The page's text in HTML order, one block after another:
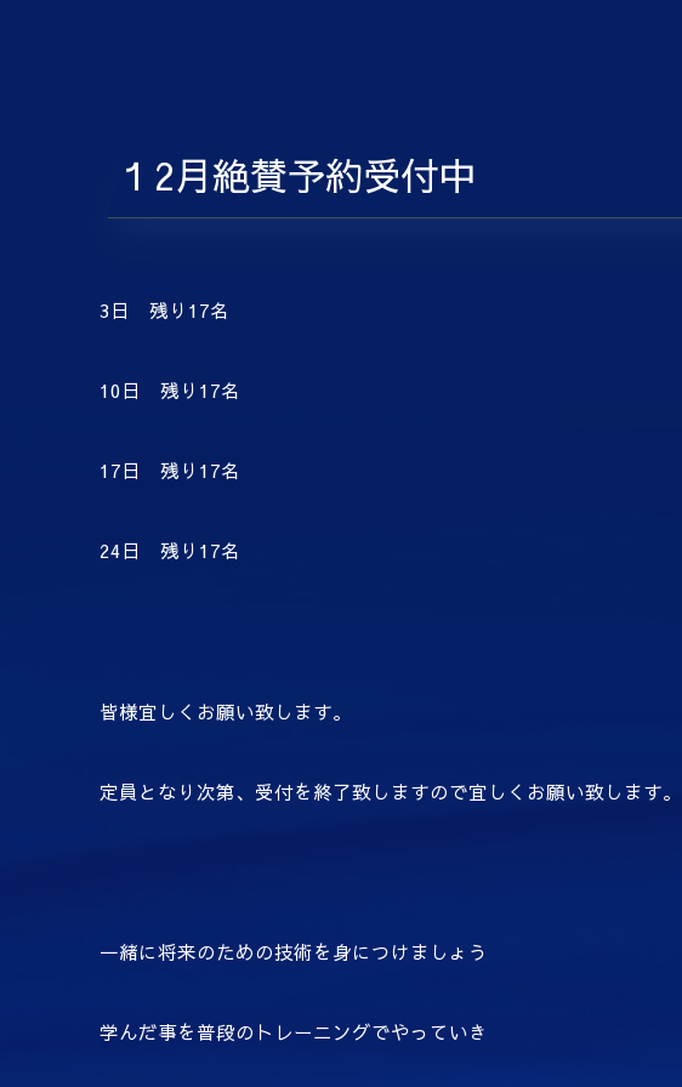
１2月絶賛予約受付中
3日 残り17名
10日 残り17名
17日 残り17名
24日 残り17名
皆様宜しくお願い致します。
定員となり次第、受付を終了致しますので宜しくお願い致します。
一緒に将来のための技術を身につけましょう
学んだ事を普段のトレーニングでやっていき